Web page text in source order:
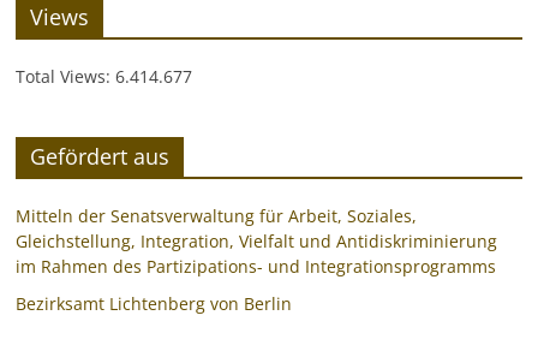
Views
Total Views:6.414.677
Gefördert aus
Mitteln der Senatsverwaltung für Arbeit, Soziales,
Gleichstellung, Integration, Vielfalt und Antidiskriminierung
im Rahmen des Partizipations- und Integrationsprogramms
Bezirksamt Lichtenberg von Berlin